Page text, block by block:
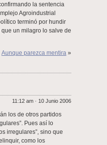
la sentencia
Agroindustrial
terminó por hundir
un milagro lo salve de
Aunque parezca mentira »
11:12 am · 10 Junio 2006
los de otros partidos
Pues así lo
irregulares”, sino que
como los